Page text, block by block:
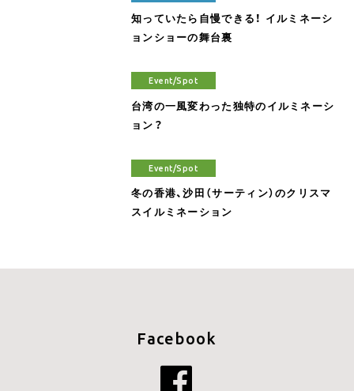
知っていたら自慢できる！ イルミネーシ
ョンショーの舞台裏
Event/Spot
台湾の一風変わった独特のイルミネーシ
ョン？
Event/Spot
冬の香港、沙田（サーティン）のクリスマ
スイルミネーション
Facebook